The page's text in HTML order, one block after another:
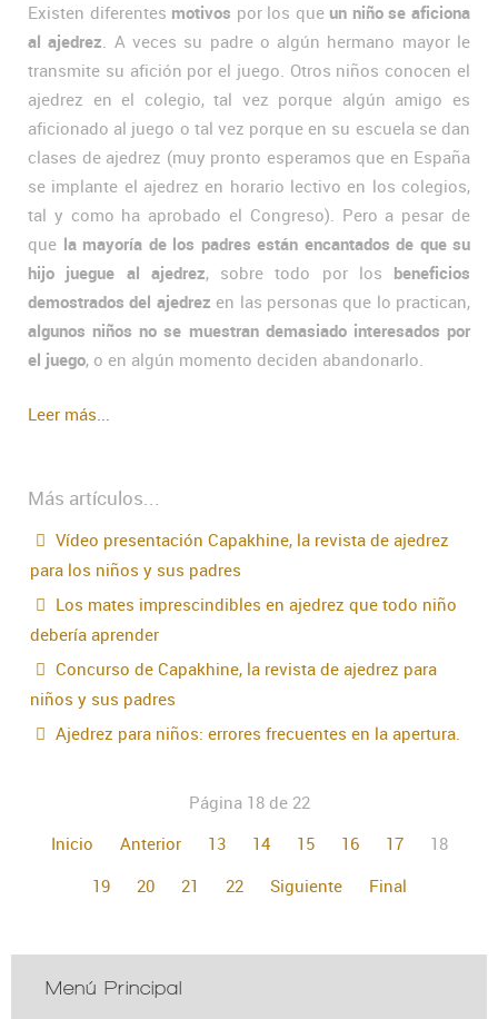
Existen diferentes motivos por los que un niño se aficiona
al ajedrez. A veces su padre o algún hermano mayor le
transmite su afición por el juego. Otros niños conocen el
ajedrez en el colegio, tal vez porque algún amigo es
aficionado al juego o tal vez porque en su escuela se dan
clases de ajedrez (muy pronto esperamos que en España
se implante el ajedrez en horario lectivo en los colegios,
tal y como ha aprobado el Congreso). Pero a pesar de
que la mayoría de los padres están encantados de que su
hijo juegue al ajedrez, sobre todo por los beneficios
demostrados del ajedrez en las personas que lo practican,
algunos niños no se muestran demasiado interesados por
el juego, o en algún momento deciden abandonarlo.
Leer más...
Más artículos...
Vídeo presentación Capakhine, la revista de ajedrez
para los niños y sus padres
Los mates imprescindibles en ajedrez que todo niño
debería aprender
Concurso de Capakhine, la revista de ajedrez para
niños y sus padres
Ajedrez para niños: errores frecuentes en la apertura.
Página 18 de 22
Inicio
Anterior 13 14 15 16 17
18
19
20 21 22 Siguiente Final
Menú Principal